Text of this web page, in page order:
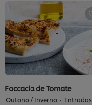
Foccacia de Tomate
Outono / Inverno
Entradas